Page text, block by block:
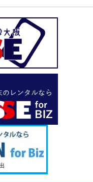
。 お客様と直接や
請求となりますの
方に知られたくな
だけます。
展開しているのが、
。 街中にもフリーwifi
り接続に制限があっ
の影響を受けず、
ネットを楽しめるポ
いただけます。 ご希
も様々な利用方法が